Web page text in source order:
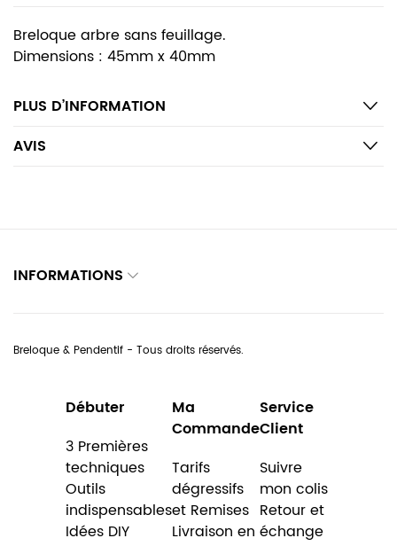
Breloque arbre sans feuillage.
Dimensions : 45mm x 40mm
PLUS D’INFORMATION
AVIS
INFORMATIONS
Breloque & Pendentif - Tous droits réservés.
Débuter
3 Premières
techniques
Outils
indispensables
Idées DIY
Ma
Commande
Tarifs
dégressifs
et Remises
Livraison en
Service
Client
Suivre
mon colis
Retour et
échange